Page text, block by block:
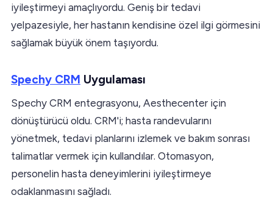
iyileştirmeyi amaçlıyordu. Geniş bir tedavi
yelpazesiyle, her hastanın kendisine özel ilgi görmesini
sağlamak büyük önem taşıyordu.
Spechy CRM Uygulaması
Spechy CRM entegrasyonu, Aesthecenter için
dönüştürücü oldu. CRM'i; hasta randevularını
yönetmek, tedavi planlarını izlemek ve bakım sonrası
talimatlar vermek için kullandılar. Otomasyon,
personelin hasta deneyimlerini iyileştirmeye
odaklanmasını sağladı.